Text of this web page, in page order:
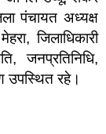
पंचायत अध्यक्ष
जिलाधिकारी
जनप्रतिनिधि,
उपस्थित रहे।